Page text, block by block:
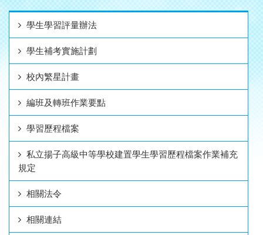
學生學習評量辦法
學生補考實施計劃
校內繁星計畫
編班及轉班作業要點
學習歷程檔案
私立揚子高級中等學校建置學生學習歷程檔案作業補充
規定
相關法令
相關連結